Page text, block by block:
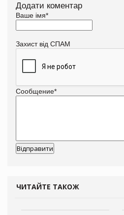
Додати коментар
Ваше імя*
Захист від СПАМ
Сообщение*
ЧИТАЙТЕ ТАКОЖ